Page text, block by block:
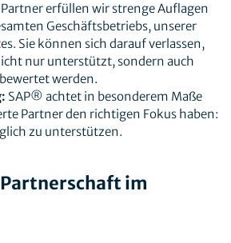
erfüllen wir strenge Auflagen
Geschäftsbetriebs, unserer
Sie können sich darauf verlassen,
nur unterstützt, sondern auch
werden.
SAP® achtet in besonderem Maße
Partner den richtigen Fokus haben:
zu unterstützen.
im